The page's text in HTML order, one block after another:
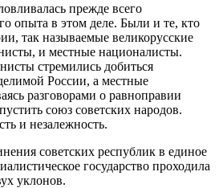
прежде всего
опыта в этом деле. Были и те, кто
так называемые великорусские
и местные националисты.
стремились добиться
России, а местные
разговорами о равноправии
союз советских народов.
и незалежность.
советских республик в единое
государство проходила
уклонов.